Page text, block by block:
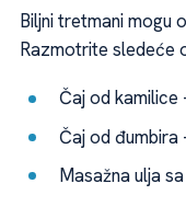
Biljni tretmani mogu
Razmotrite sledeće
Čaj od kamilice
Čaj od đumbira
Masažna ulja